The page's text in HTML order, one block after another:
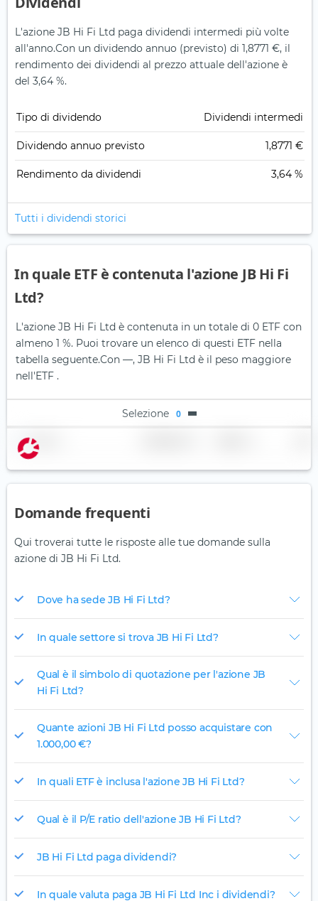
L'azione JB Hi Fi Ltd paga dividendi intermedi più volte
all'anno.Con un dividendo annuo (previsto) di 1,8771 €, il
rendimento dei dividendi al prezzo attuale dell'azione è
del 3,64 %.
Tipo di dividendo Dividendi intermedi
Dividendo annuo previsto 1,8771 €
Rendimento da dividendi 3,64 %
Tutti i dividendi storici
In quale ETF è contenuta l'azione JB Hi Fi
Ltd?
L'azione JB Hi Fi Ltd è contenuta in un totale di 0 ETF con
almeno 1 %. Puoi trovare un elenco di questi ETF nella
tabella seguente.Con —, JB Hi Fi Ltd è il peso maggiore
nell'ETF .
Selezione 0
Nome
Domande frequenti
Qui troverai tutte le risposte alle tue domande sulla
azione di JB Hi Fi Ltd.
Dove ha sede JB Hi Fi Ltd?
In quale settore si trova JB Hi Fi Ltd?
Qual è il simbolo di quotazione per l'azione JB
Hi Fi Ltd?
Quante azioni JB Hi Fi Ltd posso acquistare con
1.000,00 €?
In quali ETF è inclusa l'azione JB Hi Fi Ltd?
Qual è il P/E ratio dell'azione JB Hi Fi Ltd?
JB Hi Fi Ltd paga dividendi?
In quale valuta paga JB Hi Fi Ltd Inc i dividendi?